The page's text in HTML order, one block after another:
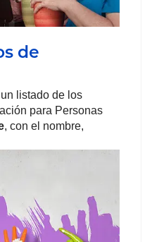
de
listado de los
para Personas
, con el nombre,